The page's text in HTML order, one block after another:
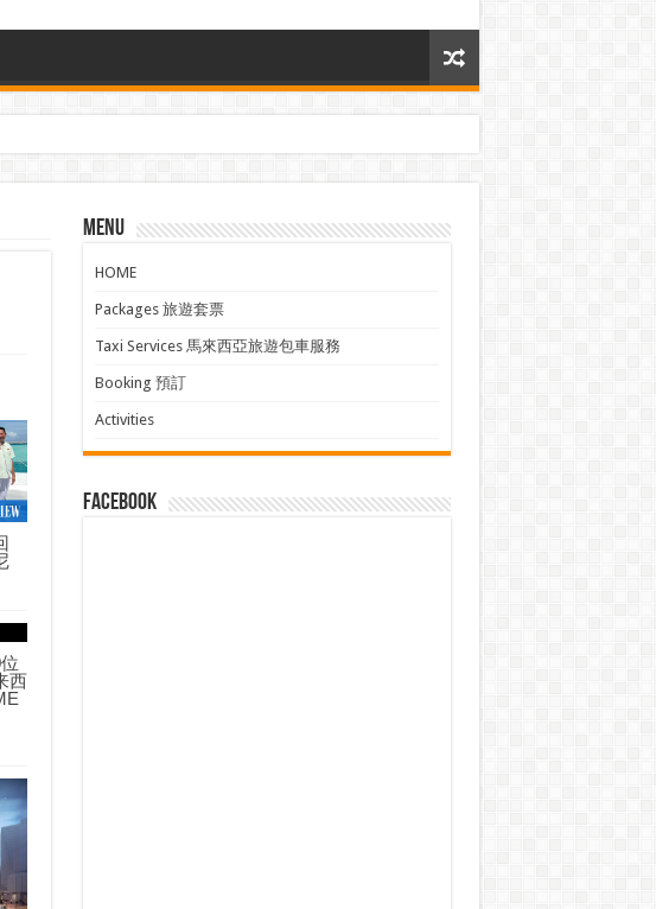
西
Menu
HOME
Packages 旅遊套票
Taxi Services 馬來西亞旅遊包車服務
Booking 預訂
Activities
facebook